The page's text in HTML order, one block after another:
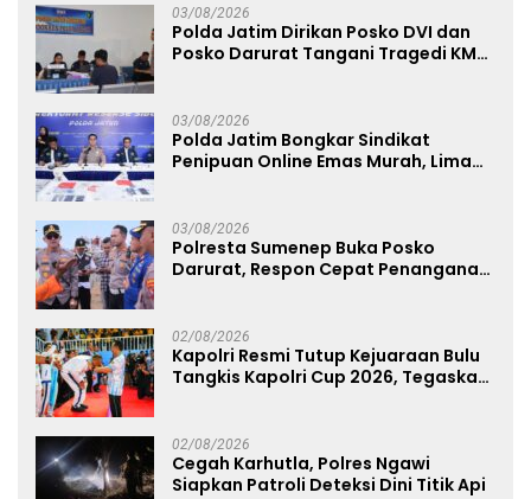
03/08/2026
Polda Jatim Dirikan Posko DVI dan
Posko Darurat Tangani Tragedi KMP
03/08/2026
Polda Jatim Bongkar Sindikat
Penipuan Online Emas Murah, Lima
03/08/2026
Polresta Sumenep Buka Posko
Darurat, Respon Cepat Penanganan
02/08/2026
Kapolri Resmi Tutup Kejuaraan Bulu
Tangkis Kapolri Cup 2026, Tegaskan
02/08/2026
Cegah Karhutla, Polres Ngawi
Siapkan Patroli Deteksi Dini Titik Api